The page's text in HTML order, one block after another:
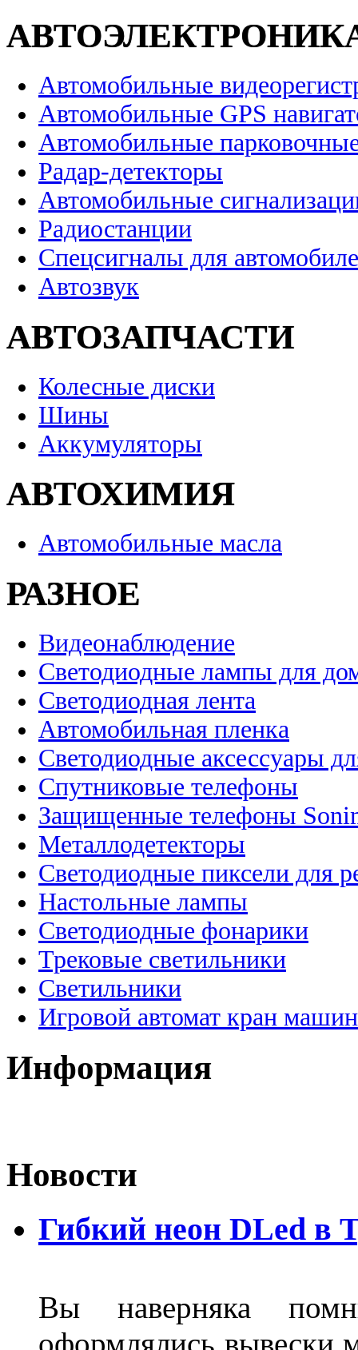
Автомобильные
Автомобильные GPS
Автомобильные
Радар-детекторы
Автомобильные
Радиостанции
Спецсигналы для
Автозвук
АВТОЗАПЧАСТИ
Колесные диски
Шины
Аккумуляторы
АВТОХИМИЯ
Автомобильные масла
РАЗНОЕ
Видеонаблюдение
Светодиодные лампы для
Светодиодная лента
Автомобильная пленка
Светодиодные аксессуары
Спутниковые телефоны
Защищенные телефоны
Металлодетекторы
Светодиодные пиксели для
Настольные лампы
Светодиодные фонарики
Трековые светильники
Светильники
Игровой автомат кран
Информация
Новости
Гибкий неон DLed в
Вы наверняка